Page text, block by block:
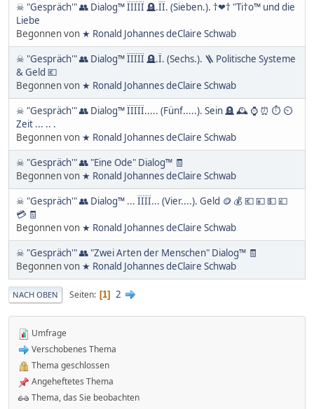
☠ "Gespräch'" 👥 Dialog™ ÏÏÏÏÏ 🪦.ÏÏ. (Sieben.). †❤† "Ti†o™ und die
Liebe
Begonnen von ★ Ronald Johannes deClaire Schwab
☠ "Gespräch'" 👥 Dialog™ ÏÏÏÏÏ 🪦.Ï. (Sechs.). 🪜 Politische Systeme
& Geld 💶
Begonnen von ★ Ronald Johannes deClaire Schwab
☠ "Gespräch'" 👥 Dialog™ ÏÏÏÏÏ..... (Fünf.....). Sein 🪦 🕰 ⌚ ⏰ ⏱ ⏲
Zeit ... .. .
Begonnen von ★ Ronald Johannes deClaire Schwab
☠ "Gespräch'" 👥 "Eine Ode" Dialog™ 🧾
Begonnen von ★ Ronald Johannes deClaire Schwab
☠ "Gespräch'" 👥 Dialog™ ... ÏÏÏÏ... (Vier....). Geld 🪙 💰 💶 💴 💵 💷
💳 🧾
Begonnen von ★ Ronald Johannes deClaire Schwab
☠ "Gespräch'" 👥 "Zwei Arten der Menschen" Dialog™ 🧾
Begonnen von ★ Ronald Johannes deClaire Schwab
NACH OBEN Seiten 1 2
Umfrage
Verschobenes Thema
Thema geschlossen
Angeheftetes Thema
Thema, das Sie beobachten